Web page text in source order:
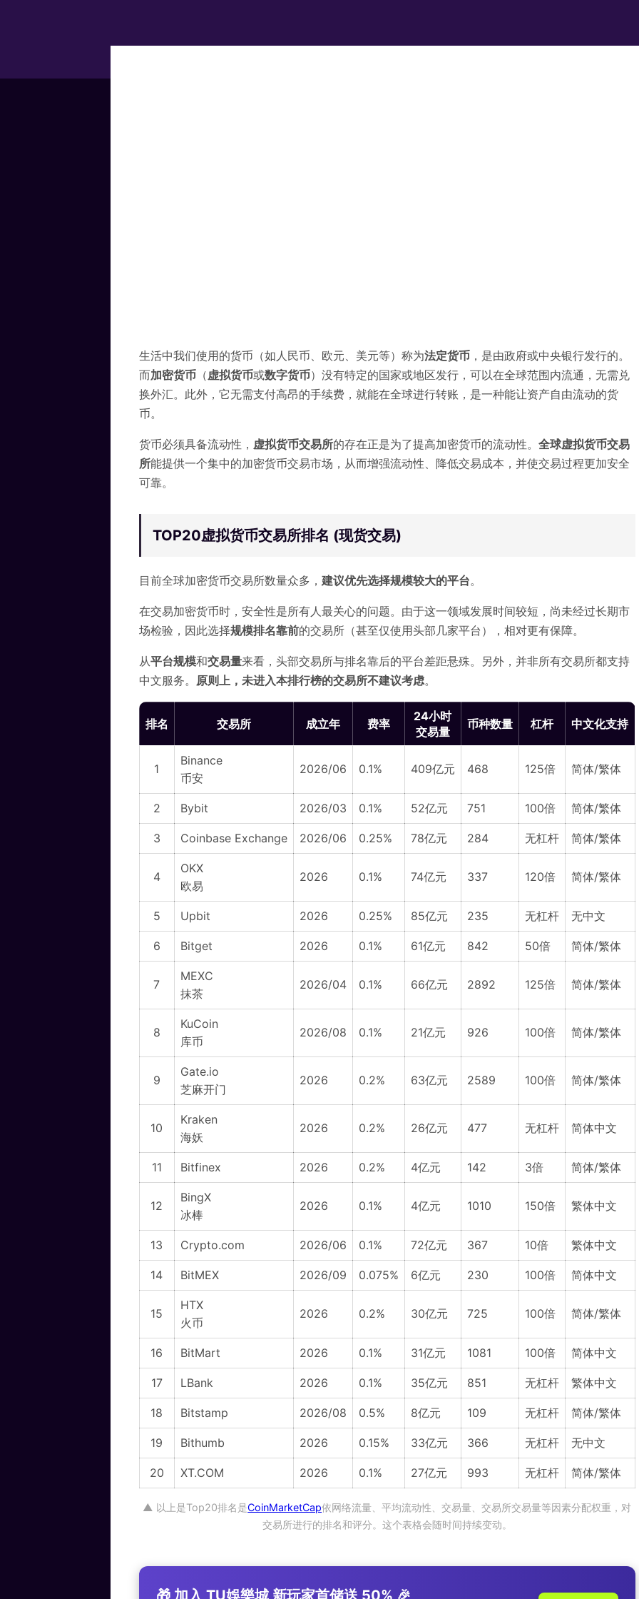
生活中我们使用的货币（如人民币、欧元、美元等）称为法定货币，是由政府或中央银行发行的。
而加密货币（虚拟货币或数字货币）没有特定的国家或地区发行，可以在全球范围内流通，无需兑
换外汇。此外，它无需支付高昂的手续费，就能在全球进行转账，是一种能让资产自由流动的货
币。
货币必须具备流动性， 虚拟货币交易所的存在正是为了提高加密货币的流动性。 全球虚拟货币交易
所能提供一个集中的加密货币交易市场，从而增强流动性、降低交易成本，并使交易过程更加安全
可靠。
TOP20虚拟货币交易所排名 (现货交易)
目前全球加密货币交易所数量众多， 建议优先选择规模较大的平台。
在交易加密货币时，安全性是所有人最关心的问题。由于这一领域发展时间较短，尚未经过长期市
场检验，因此选择规模排名靠前的交易所（甚至仅使用头部几家平台），相对更有保障。
从平台规模和交易量来看，头部交易所与排名靠后的平台差距悬殊。另外，并非所有交易所都支持
中文服务。 原则上，未进入本排行榜的交易所不建议考虑。
排名 交易所 成立年 费率
24小时
交易量
币种数量 杠杆 中文化支持
1
Binance
币安
2026/06 0.1% 409亿元 468 125倍 简体/繁体
2 Bybit 2026/03 0.1% 52亿元 751 100倍 简体/繁体
3 Coinbase Exchange 2026/06 0.25% 78亿元 284 无杠杆 简体/繁体
4
OKX
欧易
2026 0.1% 74亿元 337 120倍 简体/繁体
5 Upbit 2026 0.25% 85亿元 235 无杠杆 无中文
6 Bitget 2026 0.1% 61亿元 842 50倍 简体/繁体
7
MEXC
抹茶
2026/04 0.1% 66亿元 2892 125倍 简体/繁体
8
KuCoin
库币
2026/08 0.1% 21亿元 926 100倍 简体/繁体
9
Gate.io
芝麻开门
2026 0.2% 63亿元 2589 100倍 简体/繁体
10
Kraken
海妖
2026 0.2% 26亿元 477 无杠杆 简体中文
11 Bitfinex 2026 0.2% 4亿元 142 3倍 简体/繁体
12
BingX
冰棒
2026 0.1% 4亿元 1010 150倍 繁体中文
13 Crypto.com 2026/06 0.1% 72亿元 367 10倍 繁体中文
14 BitMEX 2026/09 0.075% 6亿元 230 100倍 简体中文
15
HTX
火币
2026 0.2% 30亿元 725 100倍 简体/繁体
16 BitMart 2026 0.1% 31亿元 1081 100倍 简体中文
17 LBank 2026 0.1% 35亿元 851 无杠杆 繁体中文
18 Bitstamp 2026/08 0.5% 8亿元 109 无杠杆 简体/繁体
19 Bithumb 2026 0.15% 33亿元 366 无杠杆 无中文
20 XT.COM 2026 0.1% 27亿元 993 无杠杆 简体/繁体
▲ 以上是Top20排名是CoinMarketCap依网络流量、平均流动性、交易量、交易所交易量等因素分配权重，对
交易所进行的排名和评分。这个表格会随时间持续变动。
🎁 加入 TU娛樂城 新玩家首储送 50% 🎉